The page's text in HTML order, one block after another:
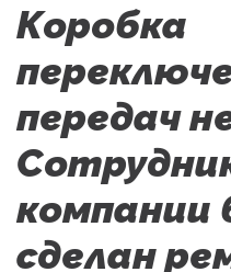
Коробка
передач
компании
сделан